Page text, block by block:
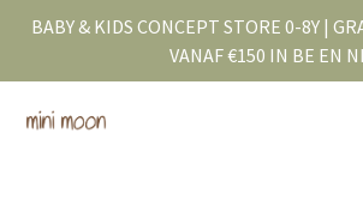
BABY & KIDS CONCEPT STORE 0-8Y |
VANAF €150 IN BE EN